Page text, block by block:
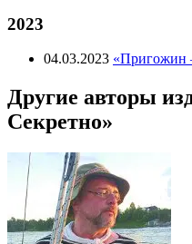
2023
04.03.2023 «Пригожин
Другие авторы
Секретно»